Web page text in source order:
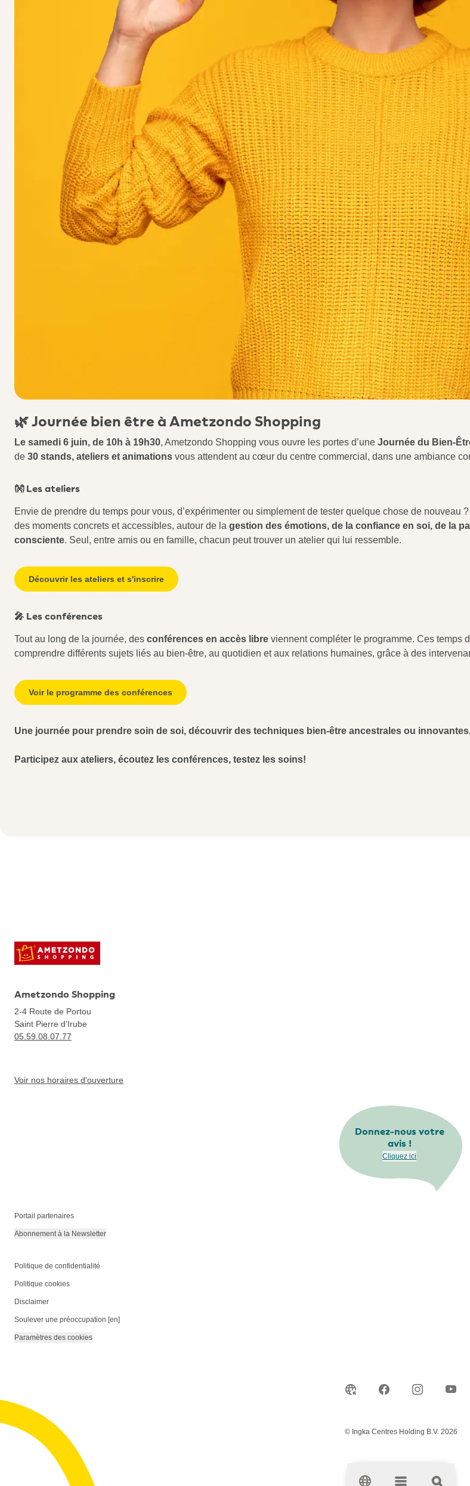
🌿 Journée bien être à Ametzondo Shopping
Le samedi 6 juin, de 10h à 19h30, Ametzondo Shopping vous ouvre les portes d’une Journée du
de 30 stands, ateliers et animations vous attendent au cœur du centre commercial, dans une ambiance
👐 Les ateliers
Envie de prendre du temps pour vous, d’expérimenter ou simplement de tester quelque chose de nouveau
des moments concrets et accessibles, autour de la gestion des émotions, de la confiance en soi, de la
consciente. Seul, entre amis ou en famille, chacun peut trouver un atelier qui lui ressemble.
Découvrir les ateliers et s'inscrire
🎤 Les conférences
Tout au long de la journée, des conférences en accès libre viennent compléter le programme. Ces temps
comprendre différents sujets liés au bien‑être, au quotidien et aux relations humaines, grâce à des
Voir le programme des conférences
Une journée pour prendre soin de soi, découvrir des techniques bien-être ancestrales ou
Participez aux ateliers, écoutez les conférences, testez les soins!
Ametzondo Shopping
2-4 Route de Portou
Saint Pierre d’Irube
05.59.08.07.77
Voir nos horaires d'ouverture
Donnez-nous votre
avis !
Cliquez ici
Portail partenaires
Abonnement à la Newsletter
Politique de confidentialité
Politique cookies
Disclaimer
Soulever une préoccupation [en]
Paramètres des cookies
© Ingka Centres Holding B.V. 2026